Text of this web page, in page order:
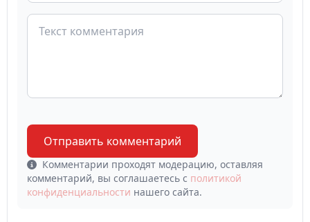
Отправить комментарий
Комментарии проходят модерацию, оставляя
комментарий, вы соглашаетесь с политикой
конфиденциальности нашего сайта.